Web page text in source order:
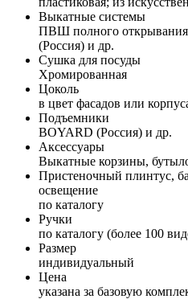
Выкатные системы
ПВШ полного
(Россия) и др.
Сушка для посуды
Хромированная
Цоколь
в цвет фасадов или
Подъемники
BOYARD (Россия) и др.
Аксессуары
Выкатные корзины,
Пристеночный плинтус,
освещение
по каталогу
Ручки
по каталогу (более 100
Размер
индивидуальный
Цена
указана за базовую